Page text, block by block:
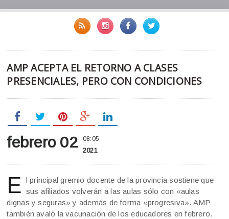
AMP ACEPTA EL RETORNO A CLASES
PRESENCIALES, PERO CON CONDICIONES
febrero 02 08:05
2021
E l principal gremio docente de la provincia sostiene que
sus afiliados volverán a las aulas sólo con «aulas
dignas y seguras» y además de forma «progresiva». AMP
también avaló la vacunación de los educadores en febrero.